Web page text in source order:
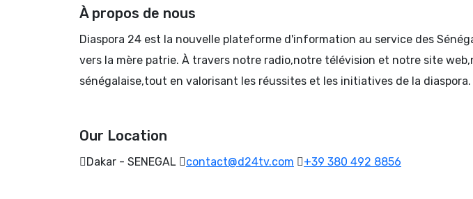
À propos de nous
Diaspora 24 est la nouvelle plateforme d'information au service des
vers la mère patrie. À travers notre radio,notre télévision et notre site
sénégalaise,tout en valorisant les réussites et les initiatives de la
Our Location
Dakar - SENEGAL contact@d24tv.com +39 380 492 8856